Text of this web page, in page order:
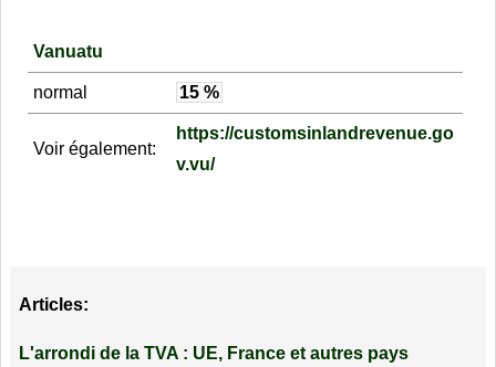
Vanuatu
normal 15 %
Voir également:
https://customsinlandrevenue.go
v.vu/
Articles:
L'arrondi de la TVA : UE, France et autres pays